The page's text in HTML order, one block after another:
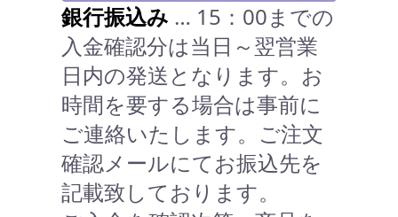
銀行振込み … 15：00までの
入金確認分は当日～翌営業
日内の発送となります。お
時間を要する場合は事前に
ご連絡いたします。ご注文
確認メールにてお振込先を
記載致しております。